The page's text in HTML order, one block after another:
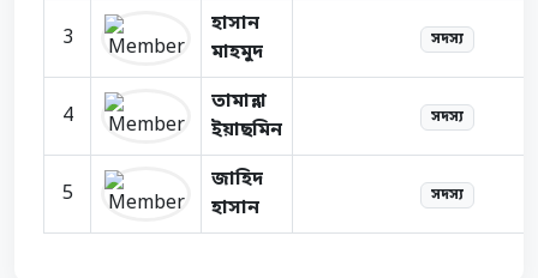
3
হাসান
মাহমুদ
সদস্য
4
তামান্না
ইয়াছমিন
সদস্য
5
জাহিদ
হাসান
সদস্য